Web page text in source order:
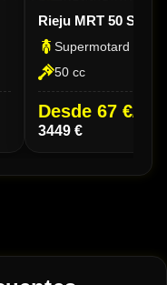
Rieju MRT 50 SM
Supermotard
50 cc
Desde 67 €/
3449 €